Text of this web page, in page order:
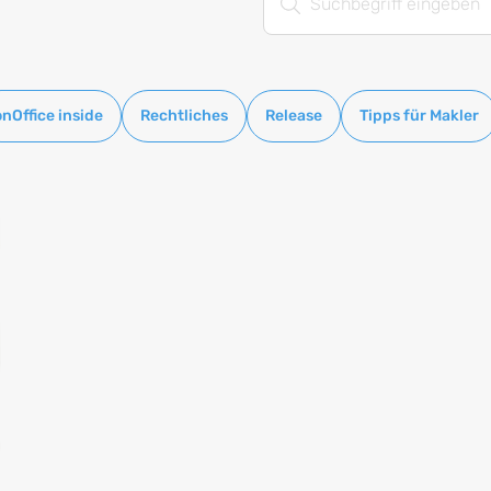
inside Rechtliches Release Tipps für Makler